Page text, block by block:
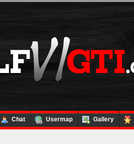
Chat Usermap Gallery
Loginbox
Trage
in
die
nachfolgenden
und
Kennwort
ein,
um